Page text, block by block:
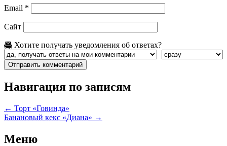
Email *
Сайт
Хотите получать уведомления об ответах?
Навигация по записям
← Торт «Говинда»
Банановый кекс «Диана» →
Меню